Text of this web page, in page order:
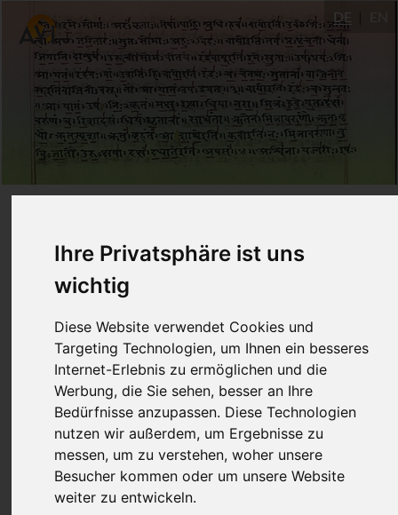
Ihre Privatsphäre ist uns
wichtig
Diese Website verwendet Cookies und
Targeting Technologien, um Ihnen ein besseres
Internet-Erlebnis zu ermöglichen und die
Werbung, die Sie sehen, besser an Ihre
Bedürfnisse anzupassen. Diese Technologien
nutzen wir außerdem, um Ergebnisse zu
messen, um zu verstehen, woher unsere
Besucher kommen oder um unsere Website
weiter zu entwickeln.
DE
Ursache für Leiden
11.12.2020
Dr. Ronald Steiner
Laura von Ostrowski
Auch Buddha betonte: Leiden ist